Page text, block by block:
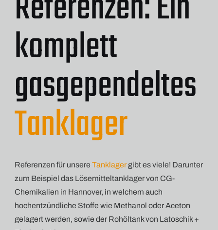
komplett
gasgependeltes
Tanklager
Referenzen für unsere Tanklagergibt es viele! Darunter
zum Beispiel das Lösemitteltanklager von CG-
Chemikalien in Hannover, in welchem auch
hochentzündliche Stoffe wie Methanol oder Aceton
gelagert werden, sowie der Rohöltank von Latoschik +